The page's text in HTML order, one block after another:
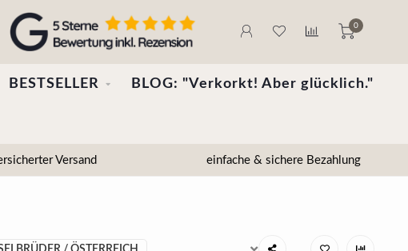
0
BESTSELLER BLOG: "Verkorkt! Aber glücklich."
Versand einfache & sichere Bezahlung